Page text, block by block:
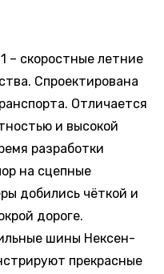
– скоростные летние
Спроектирована
Отличается
и высокой
разработки
на сцепные
добились чёткой и
дороге.
шины Нексен-
прекрасные